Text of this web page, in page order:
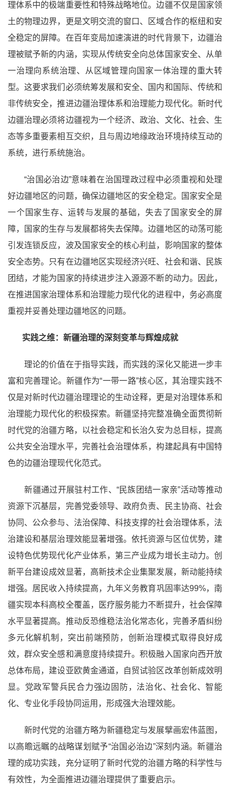
理体系中的极端重要性和特殊战略地位。边疆不仅是国家领
土的物理边界，更是文明交流的窗口、区域合作的枢纽和安
全稳定的屏障。在百年变局加速演进的时代背景下，边疆治
理被赋予新的内涵，实现从传统安全向总体国家安全、从单
一治理向系统治理、从区域管理向国家一体治理的重大转
型。这要求我们必须统筹发展和安全、国内和国际、传统和
非传统安全，推进边疆治理体系和治理能力现代化。新时代
边疆治理必须将边疆视为一个经济、政治、文化、社会、生
态等多重要素相互交织，且与周边地缘政治环境持续互动的
系统，进行系统施治。
“治国必治边”意味着在治国理政过程中必须重视和处理
好边疆地区的问题，确保边疆地区的安全稳定。国家安全是
一个国家生存、运转与发展的基础，失去了国家安全的屏
障，国家的生存与发展都将失去保障。边疆地区的动荡可能
引发连锁反应，波及国家安全的核心利益，影响国家的整体
安全态势。只有在边疆地区实现经济兴旺、社会和谐、民族
团结，才能为国家的持续进步注入源源不断的动力。因此，
在推进国家治理体系和治理能力现代化的进程中，务必高度
重视并妥善处理边疆地区的问题。
实践之维：新疆治理的深刻变革与辉煌成就
理论的价值在于指导实践，而实践的深化又能进一步丰
富和完善理论。新疆作为“一带一路”核心区，其治理实践不
仅是对新时代边疆治理理论的生动诠释，更是对治理体系和
治理能力现代化的积极探索。新疆坚持完整准确全面贯彻新
时代党的治疆方略，以社会稳定和长治久安为总目标，提高
公共安全治理水平，完善社会治理体系，构建起具有中国特
色的边疆治理现代化范式。
新疆通过开展驻村工作、“民族团结一家亲”活动等推动
资源下沉基层，完善党委领导、政府负责、民主协商、社会
协同、公众参与、法治保障、科技支撑的社会治理体系，法
治建设和基层治理效能显著增强。依托资源与区位优势，建
设特色优势现代化产业体系，第三产业成为增长主动力。创
新平台建设成效显著，高新技术企业集聚发展，新动能持续
增强。居民收入持续提高，九年义务教育巩固率达99%，南
疆实现本科高校全覆盖，医疗服务能力不断提升，社会保障
水平显著提高。推动反恐维稳法治化常态化，完善矛盾纠纷
多元化解机制，突出前端预防，创新治理模式取得良好成
效，群众安全感和满意度持续提升。积极融入国家向西开放
总体布局，建设亚欧黄金通道，自贸试验区改革创新成效明
显。党政军警兵民合力强边固防，法治化、社会化、智能
化、专业化手段协同运用，形成强大治理效能。
新时代党的治疆方略为新疆稳定与发展擘画宏伟蓝图，
以高瞻远瞩的战略谋划赋予“治国必治边”深刻内涵。新疆治
理的成功实践，充分证明了新时代党的治疆方略的科学性与
有效性，为全面推进边疆治理提供了重要启示。